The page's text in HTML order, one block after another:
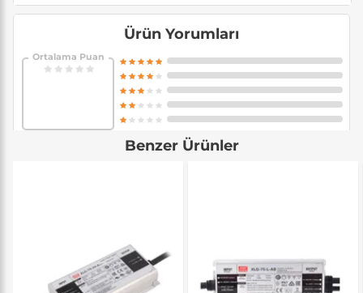
Ürün Yorumları
Ortalama Puan
Benzer Ürünler